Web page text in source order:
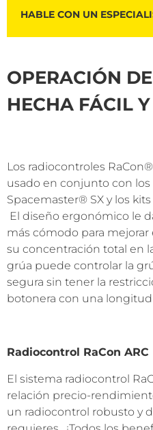
HABLE CON UN
OPERACIÓN
HECHA FÁCIL
Los radiocontroles
usado en conjunto con
Spacemaster® SX y los
El diseño ergonómico le
más cómodo para mejorar
su concentración total en
grúa puede controlar la
segura sin tener la
botonera con una longitud
Radiocontrol RaCon ARC
El sistema radiocontrol
relación precio-
un radiocontrol robusto y